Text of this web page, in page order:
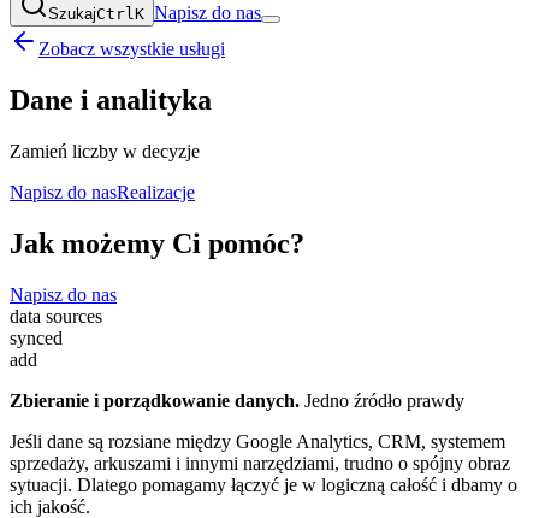
SzukajCtrlK Napisz do nas
Zobacz wszystkie usługi
Dane i analityka
Zamień liczby w decyzje
Napisz do nasRealizacje
Jak możemy Ci pomóc?
Napisz do nas
data sources
synced
add
Zbieranie i porządkowanie danych. Jedno źródło prawdy
Jeśli dane są rozsiane między Google Analytics, CRM, systemem
sprzedaży, arkuszami i innymi narzędziami, trudno o spójny obraz
sytuacji. Dlatego pomagamy łączyć je w logiczną całość i dbamy o
ich jakość.